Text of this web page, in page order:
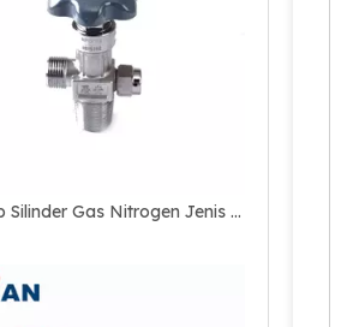
Katup Silinder Gas Nitrogen Jenis Flap yang Dapat Dipindahkan